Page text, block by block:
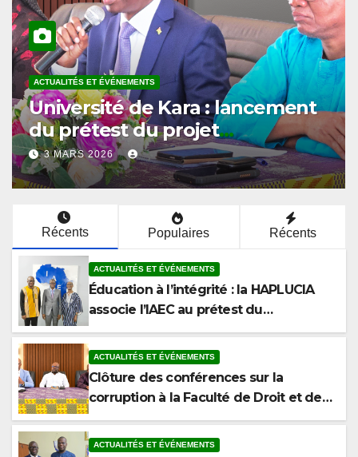
ACTUALITÉS ET ÉVÉNEMENTS
Université de Kara : l’ISPAU
ouvre le cycle de conférences
du prétest sur l’éthique et la
lutte contre la corruption
2 MARS 2026
Récents Populaires Récents
ACTUALITÉS ET ÉVÉNEMENTS
Éducation à l’intégrité : la HAPLUCIA
associe l’IAEC au prétest du
programme anticorruption
ACTUALITÉS ET ÉVÉNEMENTS
Clôture des conférences sur la
corruption à la Faculté de Droit et des
Sciences Politiques de l’Université de
Kara
ACTUALITÉS ET ÉVÉNEMENTS
La HAPLUCIA associe l’ISM ADONAI au